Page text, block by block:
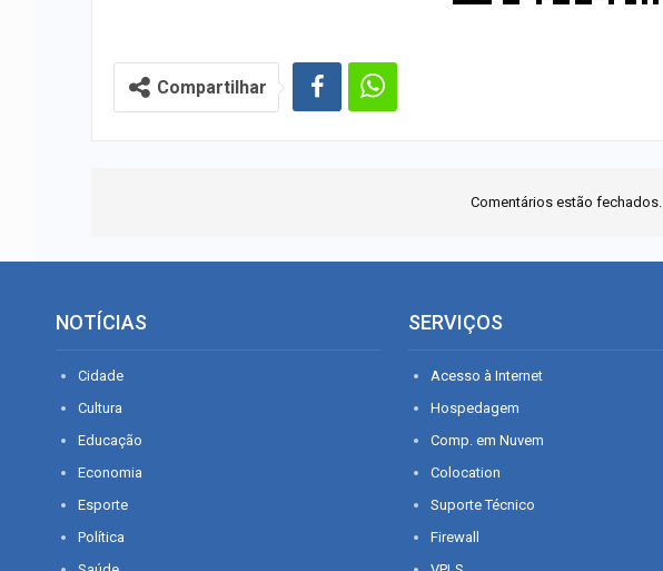
Compartilhar
Comentários estão fechados.
NOTÍCIAS
Cidade
Cultura
Educação
Economia
Esporte
Política
SERVIÇOS
Acesso à Internet
Hospedagem
Comp. em Nuvem
Colocation
Suporte Técnico
Firewall